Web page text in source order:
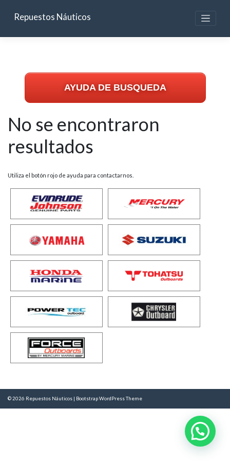
contentRepuestos Náuticos
AYUDA DE BUSQUEDA
No se encontraron
resultados
Utiliza el botón rojo de ayuda para contactarnos.
© 2026 Repuestos Náuticos | Bootstrap WordPress Theme